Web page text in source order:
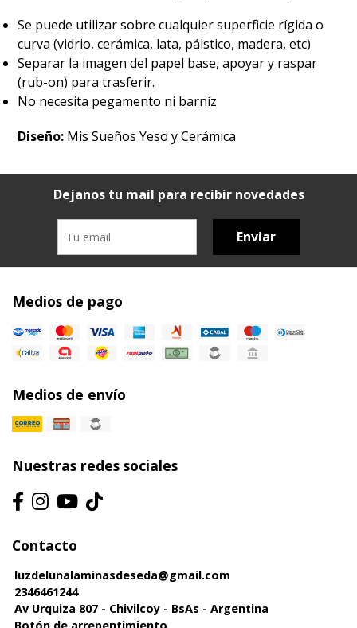
Se puede utilizar sobre cualquier superficie rígida o
curva (vidrio, cerámica, lata, pálstico, madera, etc)
Separar la imagen del papel base, apoyar y raspar
(rub-on) para trasferir.
No necesita pegamento ni barníz
Diseño: Mis Sueños Yeso y Cerámica
Dejanos tu mail para recibir novedades
Enviar
Medios de pago
Medios de envío
Nuestras redes sociales
Contacto
luzdelunalaminasdeseda@gmail.com
2346461244
Av Urquiza 807 - Chivilcoy - BsAs - Argentina